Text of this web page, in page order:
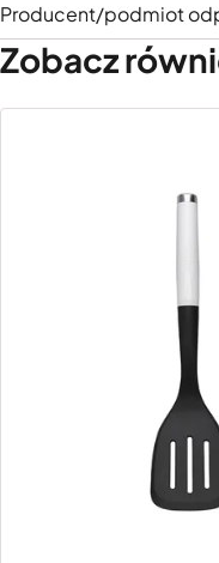
Producent/podmiot
Zobacz